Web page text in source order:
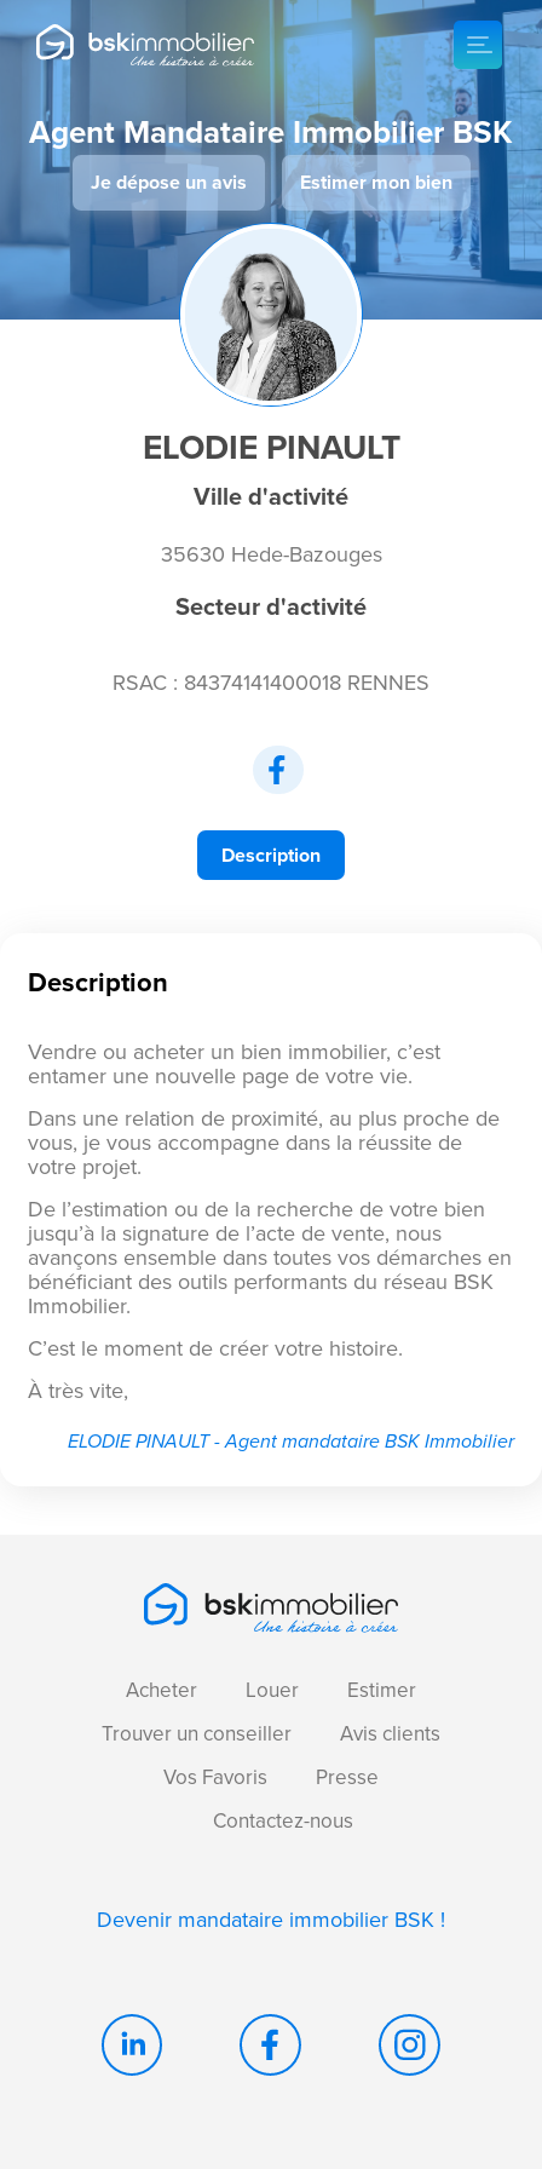
Agent Mandataire Immobilier BSK
Je dépose un avis Estimer mon bien
ELODIE PINAULT
Ville d'activité
35630 Hede-Bazouges
Secteur d'activité
RSAC : 84374141400018 RENNES
Description
Description
Vendre ou acheter un bien immobilier, c’est
entamer une nouvelle page de votre vie.
Dans une relation de proximité, au plus proche de
vous, je vous accompagne dans la réussite de
votre projet.
De l’estimation ou de la recherche de votre bien
jusqu’à la signature de l’acte de vente, nous
avançons ensemble dans toutes vos démarches en
bénéficiant des outils performants du réseau BSK
Immobilier.
C’est le moment de créer votre histoire.
À très vite,
ELODIE PINAULT - Agent mandataire BSK Immobilier
Acheter Louer
Estimer
Trouver un conseiller
Avis clients
Vos Favoris
Presse
Contactez-nous
Devenir mandataire immobilier BSK !